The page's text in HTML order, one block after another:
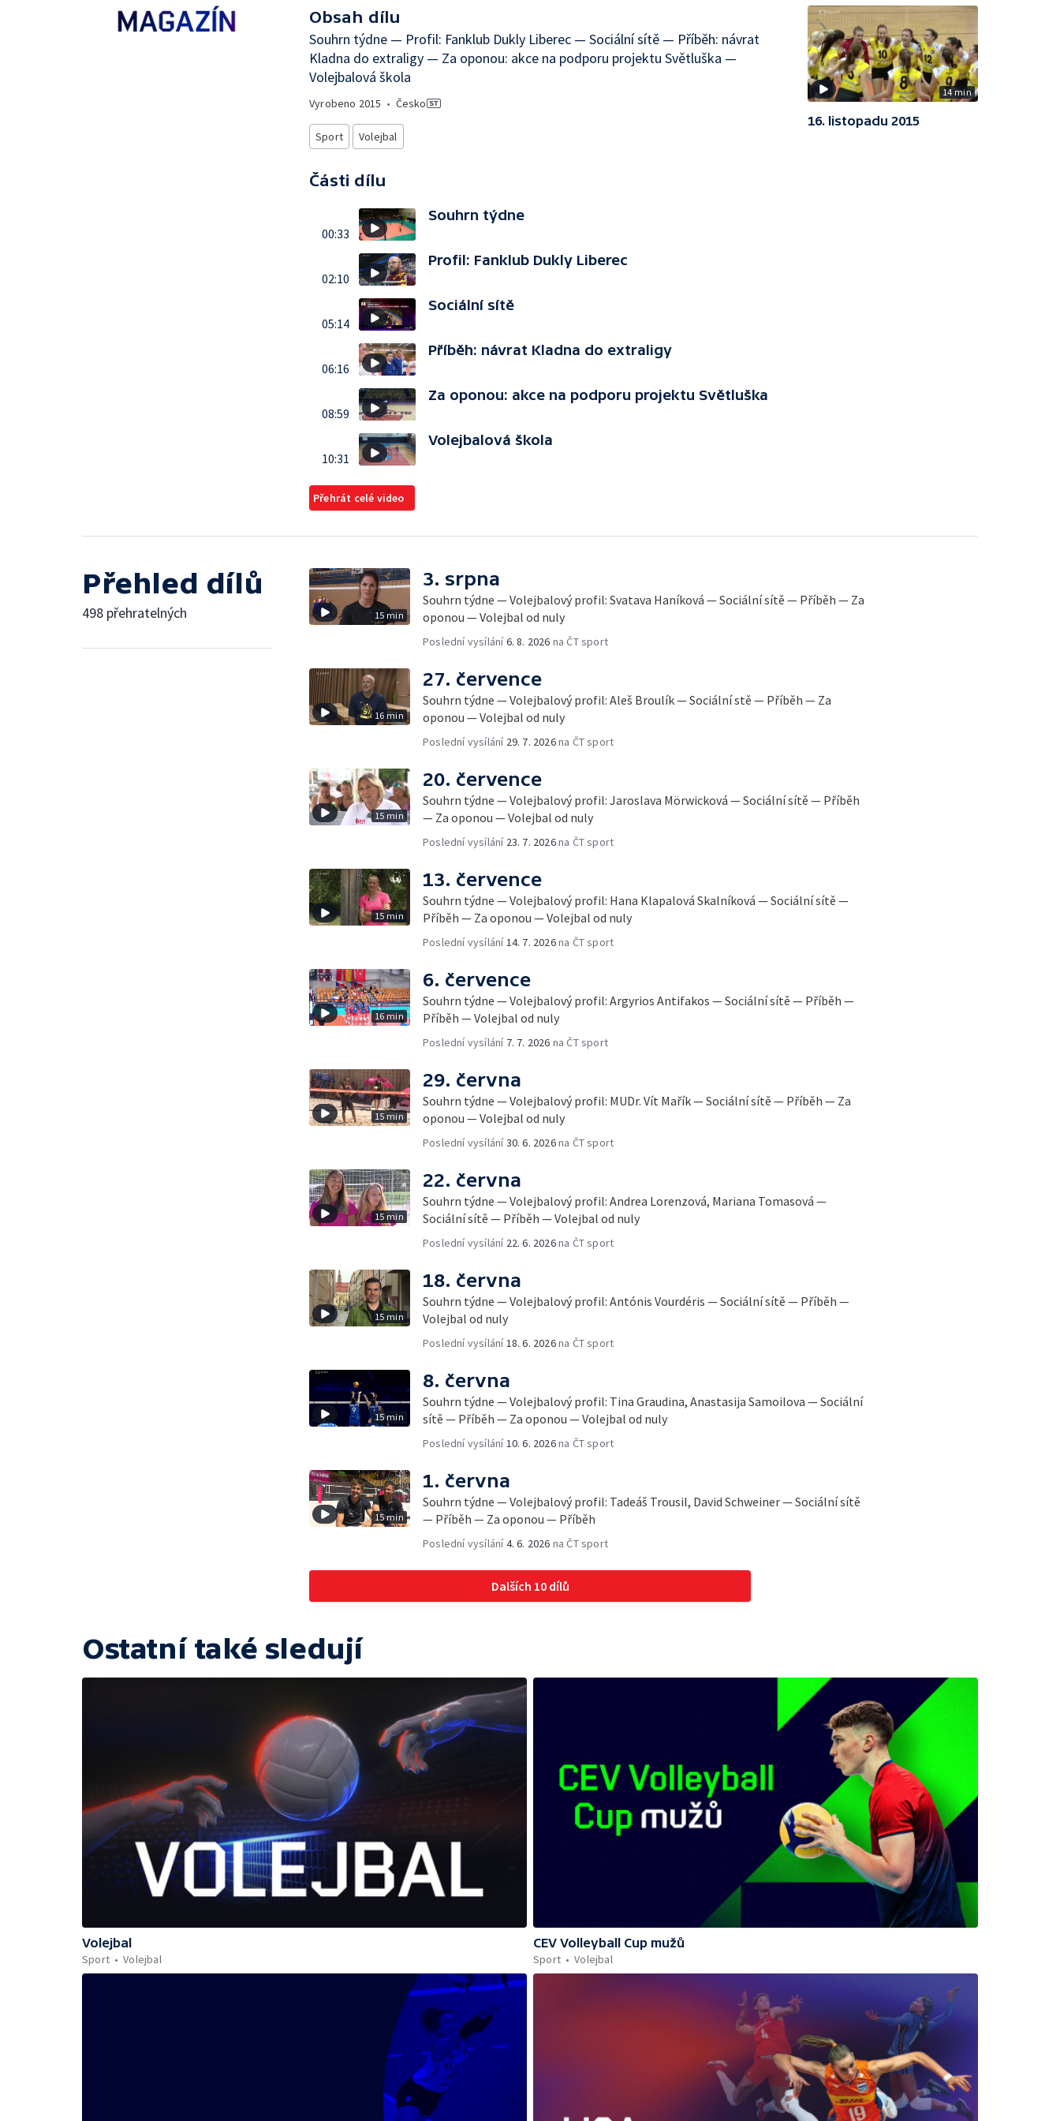
Obsah dílu
Souhrn týdne — Profil: Fanklub Dukly Liberec — Sociální sítě — Příběh: návrat
Kladna do extraligy — Za oponou: akce na podporu projektu Světluška —
Volejbalová škola
Vyrobeno 2015 • Česko
Sport Volejbal
Části dílu
00:33
Souhrn týdne
02:10
Profil: Fanklub Dukly Liberec
05:14
Sociální sítě
06:16
Příběh: návrat Kladna do extraligy
08:59
Za oponou: akce na podporu projektu Světluška
10:31
Volejbalová škola
Přehrát celé video
14 min
16. listopadu 2015
Přehled dílů
498 přehratelných 15 min
3. srpna
Souhrn týdne — Volejbalový profil: Svatava Haníková — Sociální sítě — Příběh — Za
oponou — Volejbal od nuly
Poslední vysílání6. 8. 2026 na ČT sport
16 min
27. července
Souhrn týdne — Volejbalový profil: Aleš Broulík — Sociální stě — Příběh — Za
oponou — Volejbal od nuly
Poslední vysílání 29. 7. 2026na ČT sport
15 min
20. července
Souhrn týdne — Volejbalový profil: Jaroslava Mörwicková — Sociální sítě — Příběh
— Za oponou — Volejbal od nuly
Poslední vysílání 23. 7. 2026na ČT sport
15 min
13. července
Souhrn týdne — Volejbalový profil: Hana Klapalová Skalníková — Sociální sítě —
Příběh — Za oponou — Volejbal od nuly
Poslední vysílání14. 7. 2026na ČT sport
16 min
6. července
Souhrn týdne — Volejbalový profil: Argyrios Antifakos — Sociální sítě — Příběh —
Příběh — Volejbal od nuly
Poslední vysílání 7. 7. 2026 na ČT sport
15 min
29. června
Souhrn týdne — Volejbalový profil: MUDr. Vít Mařík — Sociální sítě — Příběh — Za
oponou — Volejbal od nuly
Poslední vysílání30. 6. 2026na ČT sport
15 min
22. června
Souhrn týdne — Volejbalový profil: Andrea Lorenzová, Mariana Tomasová —
Sociální sítě — Příběh — Volejbal od nuly
Poslední vysílání 22. 6. 2026na ČT sport
15 min
18. června
Souhrn týdne — Volejbalový profil: Antónis Vourdéris — Sociální sítě — Příběh —
Volejbal od nuly
Poslední vysílání18. 6. 2026na ČT sport
15 min
8. června
Souhrn týdne — Volejbalový profil: Tina Graudina, Anastasija Samoilova — Sociální
sítě — Příběh — Za oponou — Volejbal od nuly
Poslední vysílání10. 6. 2026na ČT sport
15 min
1. června
Souhrn týdne — Volejbalový profil: Tadeáš Trousil, David Schweiner — Sociální sítě
— Příběh — Za oponou — Příběh
Poslední vysílání4. 6. 2026 na ČT sport
Dalších 10 dílů
Ostatní také sledují
Volejbal
Sport
Volejbal
CEV Volleyball Cup mužů
Sport
Volejbal